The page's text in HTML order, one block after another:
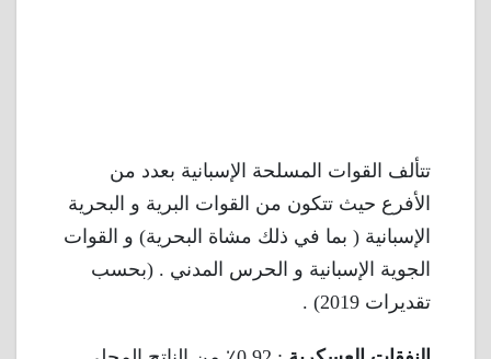
تتألف القوات المسلحة الإسبانية بعدد من
الأفرع حيث تتكون من القوات البرية و البحرية
الإسبانية ( بما في ذلك مشاة البحرية) و القوات
الجوية الإسبانية و الحرس المدني . (بحسب
تقديرات 2019) .